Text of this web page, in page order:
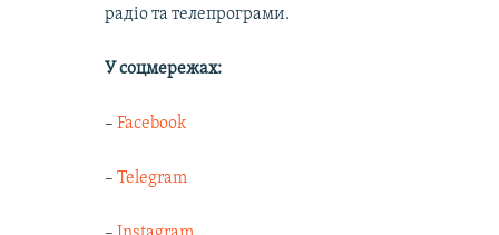
радіо та телепрограми.
У соцмережах:
– Facebook
– Telegram